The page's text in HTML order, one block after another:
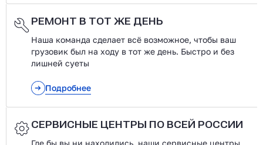
РЕМОНТ В ТОТ ЖЕ ДЕНЬ
Наша команда сделает всё возможное, чтобы ваш
грузовик был на ходу в тот же день. Быстро и без
лишней суеты
Подробнее
СЕРВИСНЫЕ ЦЕНТРЫ ПО ВСЕЙ РОССИИ
Где бы вы ни находились, наши сервисные центры